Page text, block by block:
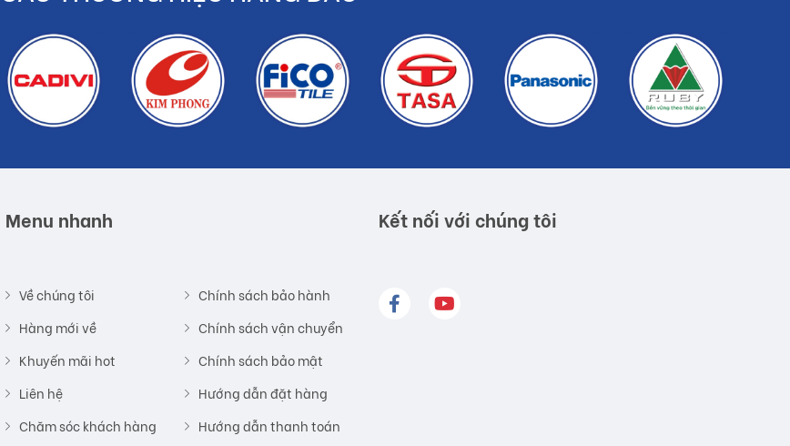
Menu nhanh
Về chúng tôi
Hàng mới về
Khuyến mãi hot
Liên hệ
Chăm sóc khách hàng
Chính sách bảo hành
Chính sách vận chuyển
Chính sách bảo mật
Hướng dẫn đặt hàng
Hướng dẫn thanh toán
Kết nối với chúng tôi